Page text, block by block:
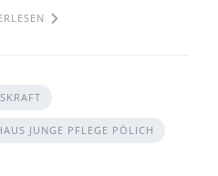
JUNGE PFLEGE PÖLICH